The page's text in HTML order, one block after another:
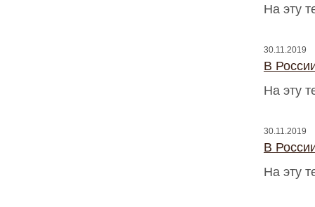
На эту
30.11.2019
В
На эту
30.11.2019
В
На эту